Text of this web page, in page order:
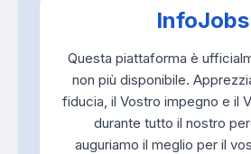
InfoJobs
Questa piattaforma è
non più disponibile.
fiducia, il Vostro impegno e il
durante tutto il nostro
auguriamo il meglio per il